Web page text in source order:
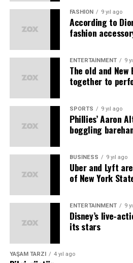
anlamının yalnızca geçmişte
olmadığını ifade eden
özgürlüğünü güçlendirecek
“Temennimiz; hiçbir gazetecinin
yargılanmadığı, baskıya
yapabildiği bir Türkiye’dir.”
FASHION 9 yıl ago
According to
fashion
ENTERTAINMENT 9
The old and
together to
SPORTS 9 yıl ago
Phillies’ Aaron
boggling
BUSINESS 9 yıl ago
Uber and Lyft
of New York
ENTERTAINMENT 9
Disney’s live-
its stars
YAŞAM TARZI 4 yıl ago